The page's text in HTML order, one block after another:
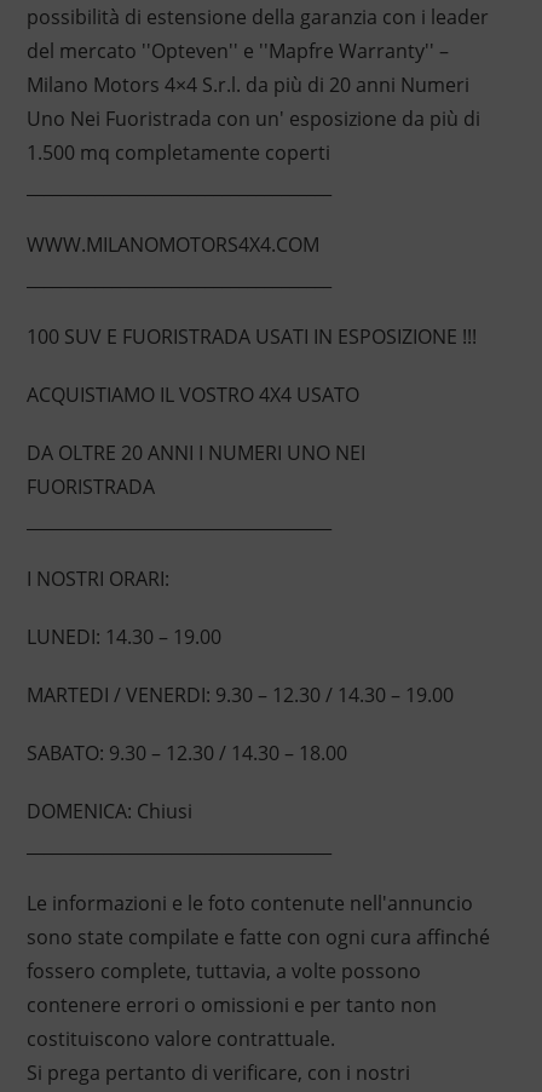
possibilità di estensione della garanzia con i leader
del mercato ''Opteven'' e ''Mapfre Warranty'' –
Milano Motors 4×4 S.r.l. da più di 20 anni Numeri
Uno Nei Fuoristrada con un' esposizione da più di
1.500 mq completamente coperti
WWW.MILANOMOTORS4X4.COM
100 SUV E FUORISTRADA USATI IN ESPOSIZIONE !!!
ACQUISTIAMO IL VOSTRO 4X4 USATO
DA OLTRE 20 ANNI I NUMERI UNO NEI
FUORISTRADA
I NOSTRI ORARI:
LUNEDI: 14.30 – 19.00
MARTEDI / VENERDI: 9.30 – 12.30 / 14.30 – 19.00
SABATO: 9.30 – 12.30 / 14.30 – 18.00
DOMENICA: Chiusi
Le informazioni e le foto contenute nell'annuncio
sono state compilate e fatte con ogni cura affinché
fossero complete, tuttavia, a volte possono
contenere errori o omissioni e per tanto non
costituiscono valore contrattuale.
Si prega pertanto di verificare, con i nostri